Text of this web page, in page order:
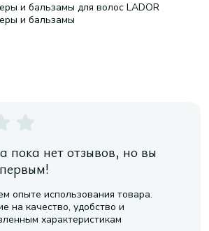
и бальзамы для волос LADOR
и бальзамы
пока нет отзывов, но вы
опыте использования товара.
на качество, удобство и
характеристикам